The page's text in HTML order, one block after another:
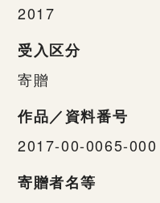
2017
受入区分
寄贈
作品／資料番号
2017-00-0065-000
寄贈者名等